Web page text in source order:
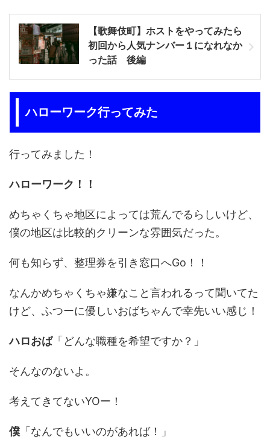
【歌舞伎町】ホストをやってみたら
初回から人気ナンバー１になれなか
った話 後編
ハローワーク行ってみた
行ってみました！
ハローワーク！！
めちゃくちゃ地区によっては荒んでるらしいけど、
僕の地区は比較的クリーンな雰囲気だった。
何も知らず、整理券を引き窓口へGo！！
なんかめちゃくちゃ嫌なこと言われるって聞いてた
けど、ふつーに優しいおばちゃんで幸先いい感じ！
ハロおば「どんな職種を希望ですか？」
そんなのないよ。
考えてきてないYOー！
僕 「なんでもいいのがあれば！」